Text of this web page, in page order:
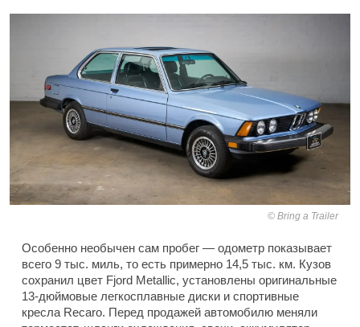
Bring a Trailer
Особенно необычен сам пробег — одометр показывает
всего 9 тыс. миль, то есть примерно 14,5 тыс. км. Кузов
сохранил цвет Fjord Metallic, установлены оригинальные
13-дюймовые легкосплавные диски и спортивные
кресла Recaro. Перед продажей автомобилю меняли